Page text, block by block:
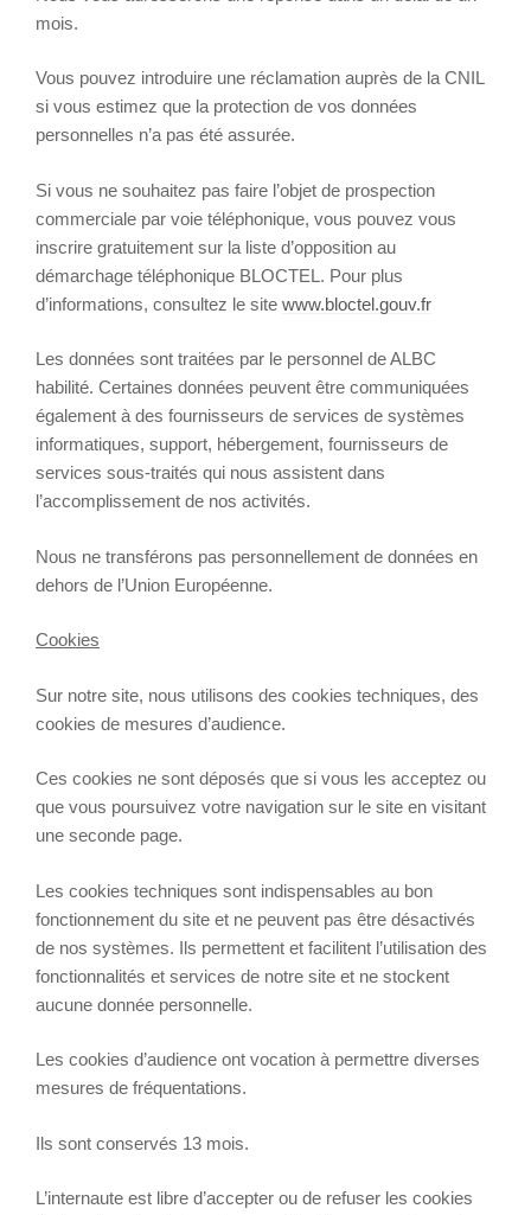
mois.
Vous pouvez introduire une réclamation auprès de la CNIL
si vous estimez que la protection de vos données
personnelles n’a pas été assurée.
Si vous ne souhaitez pas faire l’objet de prospection
commerciale par voie téléphonique, vous pouvez vous
inscrire gratuitement sur la liste d’opposition au
démarchage téléphonique BLOCTEL. Pour plus
d’informations, consultez le site www.bloctel.gouv.fr
Les données sont traitées par le personnel de ALBC
habilité. Certaines données peuvent être communiquées
également à des fournisseurs de services de systèmes
informatiques, support, hébergement, fournisseurs de
services sous-traités qui nous assistent dans
l’accomplissement de nos activités.
Nous ne transférons pas personnellement de données en
dehors de l’Union Européenne.
Cookies
Sur notre site, nous utilisons des cookies techniques, des
cookies de mesures d’audience.
Ces cookies ne sont déposés que si vous les acceptez ou
que vous poursuivez votre navigation sur le site en visitant
une seconde page.
Les cookies techniques sont indispensables au bon
fonctionnement du site et ne peuvent pas être désactivés
de nos systèmes. Ils permettent et facilitent l’utilisation des
fonctionnalités et services de notre site et ne stockent
aucune donnée personnelle.
Les cookies d’audience ont vocation à permettre diverses
mesures de fréquentations.
Ils sont conservés 13 mois.
L’internaute est libre d’accepter ou de refuser les cookies